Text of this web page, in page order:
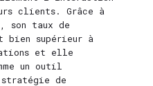
clients. Grâce à
son taux de
bien supérieur à
et elle
un outil
stratégie de